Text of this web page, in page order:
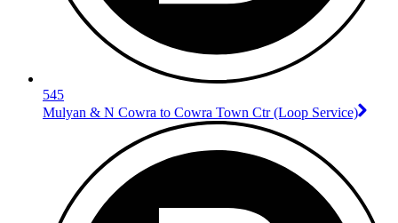
545
Mulyan & N Cowra to Cowra Town Ctr (Loop Service)